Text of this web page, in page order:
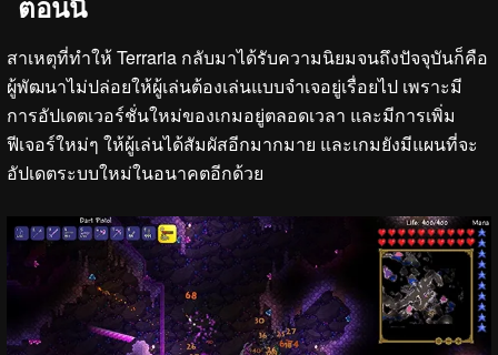
สาเหตุที่ทำให้ Terraria กลับมาได้รับความนิยมจนถึงปัจจุบันก็คือ
ผู้พัฒนาไม่ปล่อยให้ผู้เล่นต้องเล่นแบบจำเจอยู่เรื่อยไป เพราะมี
การอัปเดตเวอร์ชั่นใหม่ของเกมอยู่ตลอดเวลา และมีการเพิ่ม
ฟีเจอร์ใหม่ๆ ให้ผู้เล่นได้สัมผัสอีกมากมาย และเกมยังมีแผนที่จะ
อัปเดตระบบใหม่ในอนาคตอีกด้วย